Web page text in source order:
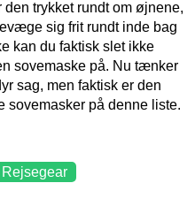
trykket rundt om øjnene,
sig frit rundt inde bag
kan du faktisk slet ikke
sovemaske på. Nu tænker
sag, men faktisk er den
sovemasker på denne liste.